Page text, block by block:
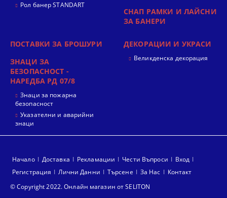
Рол банер STANDART
СНАП РАМКИ И ЛАЙСНИ
ЗА БАНЕРИ
ПОСТАВКИ ЗА БРОШУРИ
ЗНАЦИ ЗА
БЕЗОПАСНОСТ -
НАРЕДБА РД 07/8
Знаци за пожарна
безопасност
Указателни и аварийни
знаци
ДЕКОРАЦИИ И УКРАСИ
Великденска декорация
© Copyright 2022. Онлайн магазин от SELITON
Начало Доставка Рекламации Чести Въпроси
Вход
Регистрация
Лични Данни Търсене За Нас Контакт